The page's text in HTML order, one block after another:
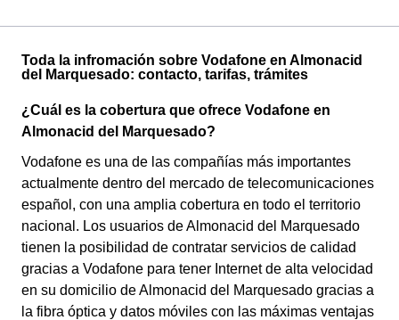
Toda la infromación sobre Vodafone en Almonacid
del Marquesado: contacto, tarifas, trámites
¿Cuál es la cobertura que ofrece Vodafone en
Almonacid del Marquesado?
Vodafone es una de las compañías más importantes
actualmente dentro del mercado de telecomunicaciones
español, con una amplia cobertura en todo el territorio
nacional. Los usuarios de Almonacid del Marquesado
tienen la posibilidad de contratar servicios de calidad
gracias a Vodafone para tener Internet de alta velocidad
en su domicilio de Almonacid del Marquesado gracias a
la fibra óptica y datos móviles con las máximas ventajas